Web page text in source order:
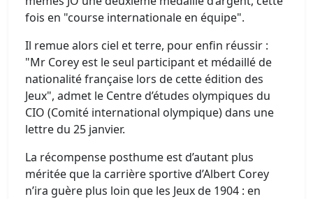
fois en "course internationale en équipe".
Il remue alors ciel et terre, pour enfin réussir :
"Mr Corey est le seul participant et médaillé de
nationalité française lors de cette édition des
Jeux", admet le Centre d’études olympiques du
CIO (Comité international olympique) dans une
lettre du 25 janvier.
La récompense posthume est d’autant plus
méritée que la carrière sportive d’Albert Corey
n’ira guère plus loin que les Jeux de 1904 : en